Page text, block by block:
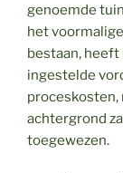
genoemde
het
bestaan,
ingestelde
proceskosten,
achtergrond
toegewezen.